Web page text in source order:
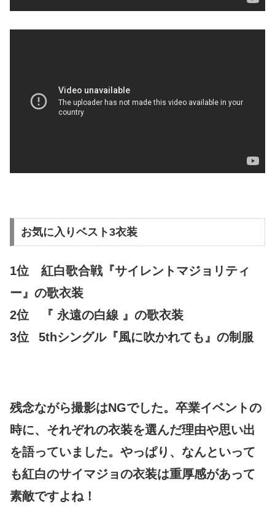
お気に入りベスト3衣装
1位 紅白歌合戦『サイレントマジョリティ
ー』の歌衣装
2位 『 永遠の白線 』の歌衣装
3位
5thシングル『風に吹かれても』の制服
残念ながら撮影はNGでした。卒業イベントの
時に、それぞれの衣装を選んだ理由や思い出
を語っていました。やっぱり、なんといって
も紅白のサイマジョの衣装は重厚感があって
素敵ですよね！